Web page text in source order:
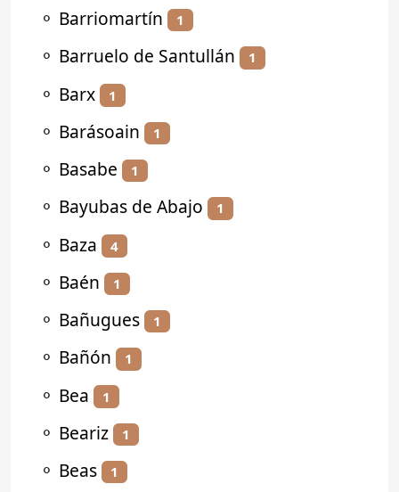
⚬ Barriomartín 1
⚬ Barruelo de Santullán 1
⚬ Barx 1
⚬ Barásoain 1
⚬ Basabe 1
⚬ Bayubas de Abajo 1
⚬ Baza 4
⚬ Baén 1
⚬ Bañugues 1
⚬ Bañón 1
⚬ Bea 1
⚬ Beariz 1
⚬ Beas 1